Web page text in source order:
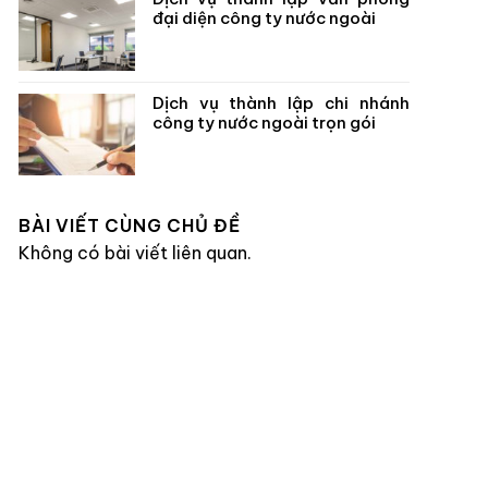
đại diện công ty nước ngoài
Dịch vụ thành lập chi nhánh
công ty nước ngoài trọn gói
BÀI VIẾT CÙNG CHỦ ĐỀ
Không có bài viết liên quan.